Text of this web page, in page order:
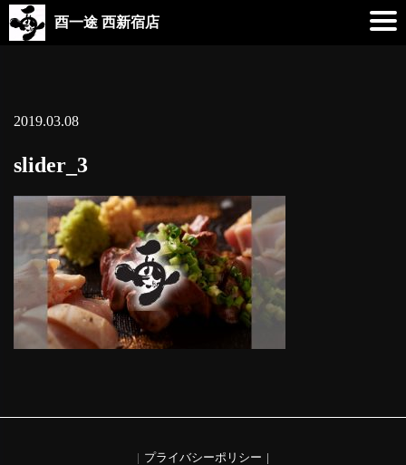
酉一途 西新宿店
2019.03.08
slider_3
プライバシーポリシー